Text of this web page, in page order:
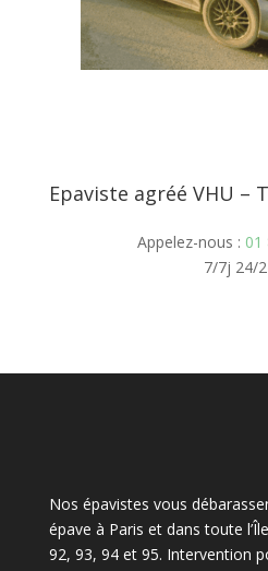
Epaviste agréé VHU –
Appelez-nous : 01
7/7j 24/
Nos épavistes vous
épave à Paris et dans toute
92, 93, 94 et 95. Intervention